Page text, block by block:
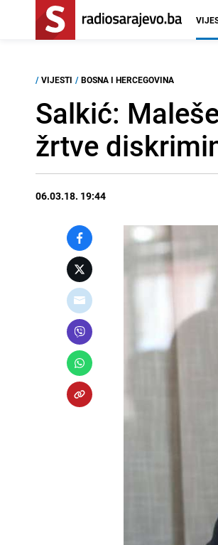
/ VIJESTI / BOSNA I HERCEGOVINA
Salkić:
žrtve
06.03.18. 19:44